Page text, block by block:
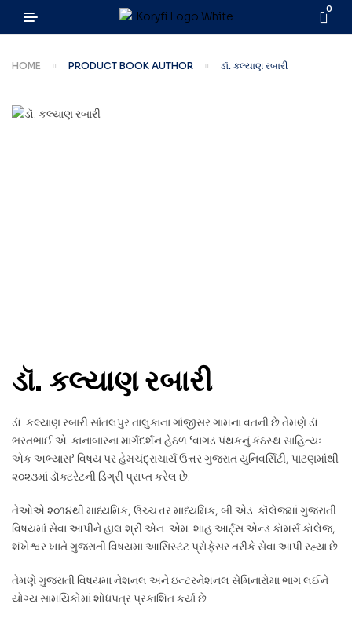
0
HOME PRODUCT BOOK AUTHOR ડૉ. કલ્યાણ રબારી
ડૉ. કલ્યાણ રબારી
ડૉ. કલ્યાણ રબારી સાંતલપુર તાલુકાના ગાંજીસર ગામના વતની છે તેમણે ડૉ.
ભરતભાઈ એ. કાનાબારના માર્ગદર્શન હેઠળ ‘વાગડ પંથકનું કંઠસ્થ સાહિત્યઃ
એક અભ્યાસ’ વિષય પર હેમચંદ્રાચાર્ય ઉત્તર ગુજરાત યુનિવર્સિટી, પાટણમાંથી
૨૦૨૩માં ડૉક્ટરેટની ડિગ્રી પ્રાપ્ત કરેલ છે.
તેઓએ ૨૦૧૪થી માધ્યમિક, ઉચ્ચત્તર માધ્યમિક, બી.એડ. કૉલેજમાં ગુજરાતી
વિષયમાં સેવા આપીને હાલ શ્રી એન. એમ. શાહ આર્ટ્‌સ એન્ડ કૉમર્સ કૉલેજ,
શંખેશ્વર ખાતે ગુજરાતી વિષયમા આસિસ્ટંટ પ્રોફેસર તરીકે સેવા આપી રહ્યા છે.
તેમણે ગુજરાતી વિષયમા નેશનલ અને ઇન્ટરનેશનલ સેમિનારોમા ભાગ લઈને
યોગ્ય સામયિકોમાં શોધપત્ર પ્રકાશિત કર્યા છે.